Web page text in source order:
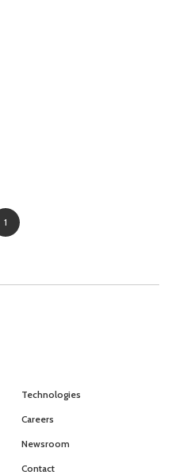
1
Technologies
Careers
Newsroom
Contact